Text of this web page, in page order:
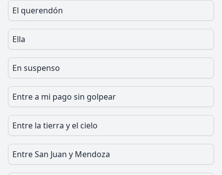
El querendón
Ella
En suspenso
Entre a mi pago sin golpear
Entre la tierra y el cielo
Entre San Juan y Mendoza